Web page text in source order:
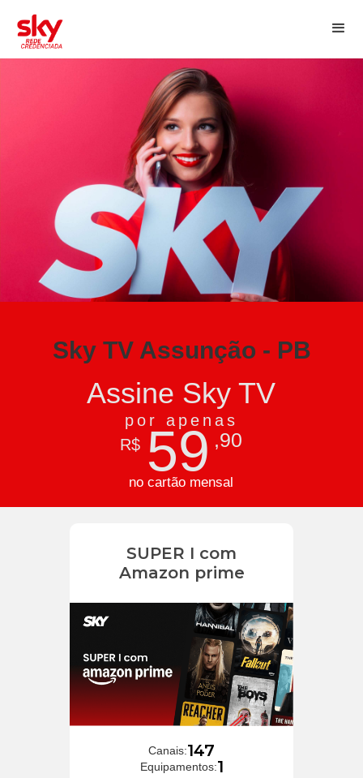
Sky TV Assunção - PB
Assine Sky TV
por apenas
R$ 59 ,90
no cartão mensal
SUPER I com
Amazon prime
Canais:147
Equipamentos:1